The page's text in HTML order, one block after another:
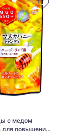
с медом
для повышения